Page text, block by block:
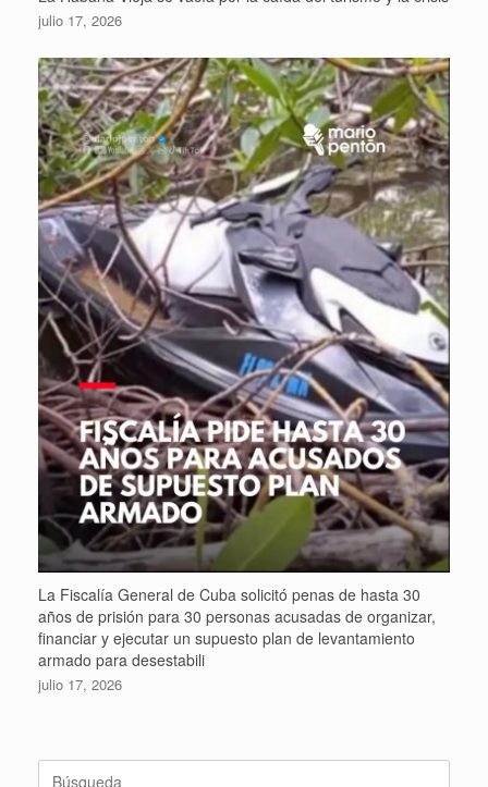
julio 17, 2026
La Fiscalía General de Cuba solicitó penas de hasta 30
años de prisión para 30 personas acusadas de organizar,
financiar y ejecutar un supuesto plan de levantamiento
armado para desestabili
julio 17, 2026
Buscar: